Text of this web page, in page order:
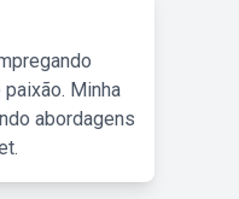
Minha
abordagens